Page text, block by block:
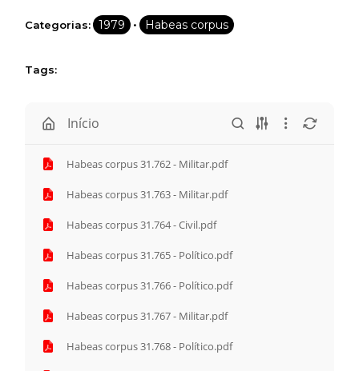
Categorias: 1979 • Habeas corpus
Tags:
Início
Habeas corpus 31.762 - Militar.pdf
Habeas corpus 31.763 - Militar.pdf
Habeas corpus 31.764 - Civil.pdf
Habeas corpus 31.765 - Político.pdf
Habeas corpus 31.766 - Político.pdf
Habeas corpus 31.767 - Militar.pdf
Habeas corpus 31.768 - Político.pdf
Assine e receba os conteúdos no seu e-mail.